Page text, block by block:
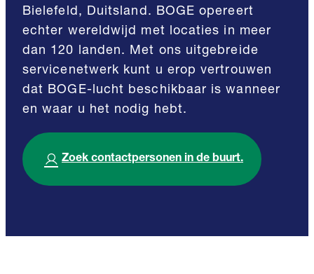
Bielefeld, Duitsland. BOGE opereert
echter wereldwijd met locaties in meer
dan 120 landen. Met ons uitgebreide
servicenetwerk kunt u erop vertrouwen
dat BOGE-lucht beschikbaar is wanneer
en waar u het nodig hebt.
Zoek contactpersonen in de buurt.